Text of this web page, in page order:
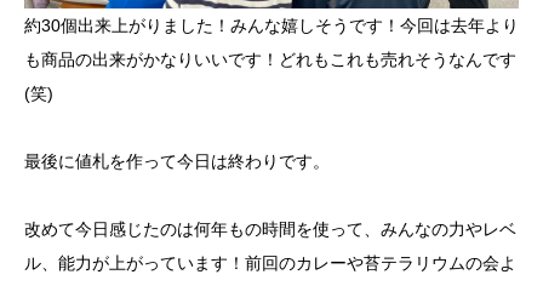
約30個出来上がりました！みんな嬉しそうです！今回は去年より
も商品の出来がかなりいいです！どれもこれも売れそうなんです
(笑)
最後に値札を作って今日は終わりです。
改めて今日感じたのは何年もの時間を使って、みんなの力やレベ
ル、能力が上がっています！前回のカレーや苔テラリウムの会よ